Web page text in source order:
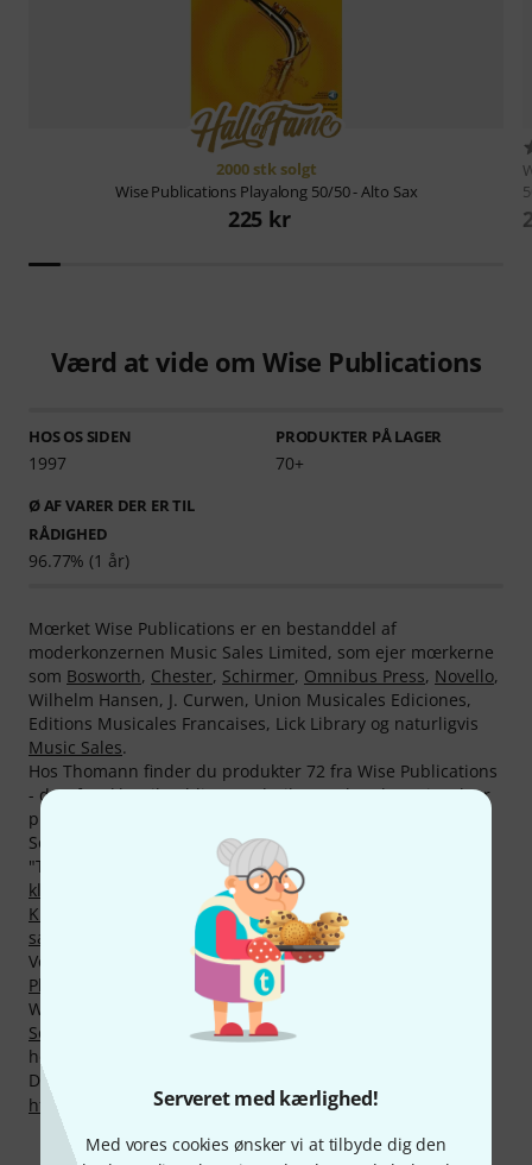
Serveret med kærlighed!
Med vores cookies ønsker vi at tilbyde dig den
2000 stk solgt
Wise Publications Playalong 50/50 - Alto Sax
225 kr
Værd at vide om Wise Publications
HOS OS SIDEN
1997
PRODUKTER PÅ LAGER
70+
Ø AF VARER DER ER TIL
RÅDIGHED
96.77% (1 år)
Mœrket Wise Publications er en bestanddel af
moderkonzernen Music Sales Limited, som ejer mœrkerne
som Bosworth, Chester, Schirmer, Omnibus Press, Novello,
Wilhelm Hansen, J. Curwen, Union Musicales Ediciones,
Editions Musicales Francaises, Lick Library og naturligvis
Music Sales.
Hos Thomann finder du produkter 72 fra Wise Publications
- deraf 71 klar til at blive sendt til vores kunder . Vi sœlger
produkter fra Wise Publications siden 1997 - i 29 år.
Som sagt er produkterne 24 fra Wise Publications
"Topseller" hos Thomann i kategorierne
klaver
Videregående litteratur til guitar
Klassiske noder til guitar,Sangbøger for klarinet
sangbøger
Tabulaturer til guitar.
Vores favorit "Topseller" hedderWise Publications
Playalong 50/50 - Alto Sax
. Det total hotteste Produkt fra
Wise Publications er
Wise Publications AC/DC Definitive
Songbook
. Dette produkt blev mere end 2.000 gange købt
hos os.
Du kan finde flere oplysninger om producenten på
http://www.wisepublications.biz